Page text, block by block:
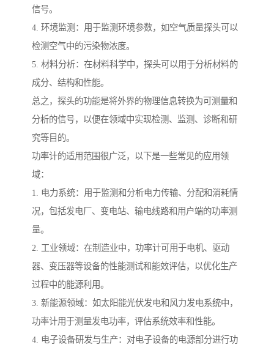
信号。
4. 环境监测：用于监测环境参数，如空气质量探头可以
检测空气中的污染物浓度。
5. 材料分析：在材料科学中，探头可以用于分析材料的
成分、结构和性能。
总之，探头的功能是将外界的物理信息转换为可测量和
分析的信号，以便在领域中实现检测、监测、诊断和研
究等目的。
功率计的适用范围很广泛，以下是一些常见的应用领
域：
1. 电力系统：用于监测和分析电力传输、分配和消耗情
况，包括发电厂、变电站、输电线路和用户端的功率测
量。
2. 工业领域：在制造业中，功率计可用于电机、驱动
器、变压器等设备的性能测试和能效评估，以优化生产
过程中的能源利用。
3. 新能源领域：如太阳能光伏发电和风力发电系统中，
功率计用于测量发电功率，评估系统效率和性能。
4. 电子设备研发与生产：对电子设备的电源部分进行功